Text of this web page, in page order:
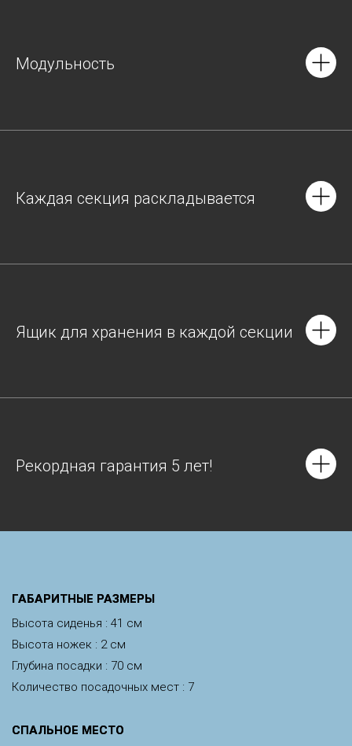
Модульность
Каждая секция раскладывается
Ящик для хранения в каждой секции
Рекордная гарантия 5 лет!
ГАБАРИТНЫЕ РАЗМЕРЫ
Высота сиденья : 41 см
Высота ножек : 2 см
Глубина посадки : 70 см
Количество посадочных мест : 7
СПАЛЬНОЕ МЕСТО